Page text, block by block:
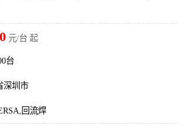
元/台 起
台
深圳市
回流焊